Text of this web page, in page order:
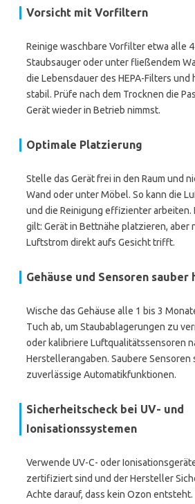
Vorsicht mit Vorfiltern
Reinige waschbare Vorfilter etwa alle
Staubsauger oder unter fließendem
die Lebensdauer des HEPA-Filters und
stabil. Prüfe nach dem Trocknen die
Gerät wieder in Betrieb nimmst.
Optimale Platzierung
Stelle das Gerät frei in den Raum und
Wand oder unter Möbel. So kann die
und die Reinigung effizienter arbeiten.
gilt: Gerät in Bettnähe platzieren, aber
Luftstrom direkt aufs Gesicht trifft.
Gehäuse und Sensoren sauber
Wische das Gehäuse alle 1 bis 3
Tuch ab, um Staubablagerungen zu
oder kalibriere Luftqualitätssensoren
Herstellerangaben. Saubere Sensoren
zuverlässige Automatikfunktionen.
Sicherheitscheck bei UV- und
Ionisationssystemen
Verwende UV-C- oder
zertifiziert sind und der Hersteller
Achte darauf, dass kein Ozon entsteht.